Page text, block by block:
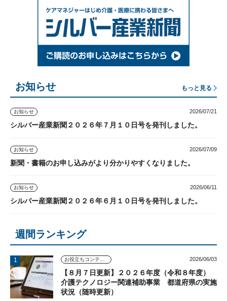
お知らせ もっと見る
お知らせ 2026/07/21
シルバー産業新聞２０２６年７月１０日号を発刊しました。
お知らせ 2026/07/09
新聞・書籍のお申し込みがより分かりやすくなりました。
お知らせ 2026/06/11
シルバー産業新聞２０２６年６月１０日号を発刊しました。
週間ランキング
2026/06/03
【８月７日更新】２０２６年度（令和８年度）
介護テクノロジー関連補助事業 都道府県の実施
状況（随時更新）